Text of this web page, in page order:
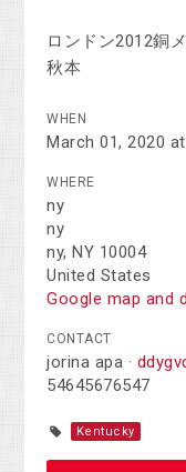
ロンドン2012銅
秋本
WHEN
March 01, 2020
WHERE
ny
ny
ny, NY 10004
United States
Google map and
CONTACT
jorina apa ·
54645676547
Kentucky